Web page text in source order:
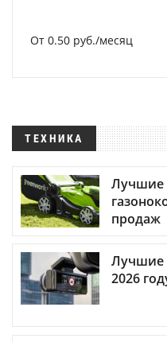
От 0.50 руб./месяц
ТЕХНИКА
Лучшие
продаж
Лучшие
2026